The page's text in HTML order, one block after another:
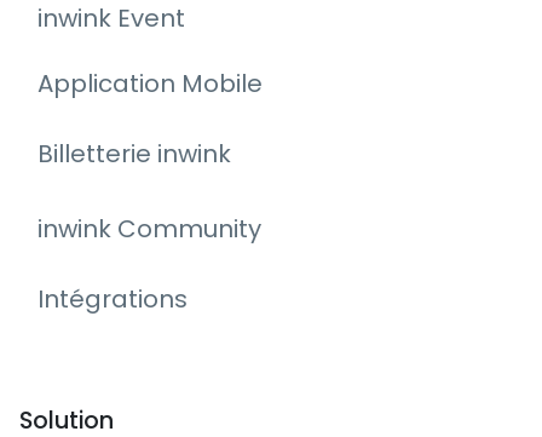
inwink Event
Application Mobile
Billetterie inwink
inwink Community
Intégrations
Solution